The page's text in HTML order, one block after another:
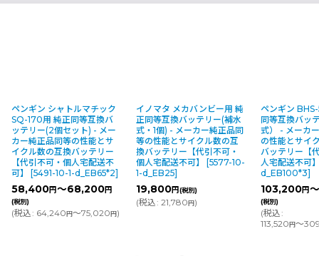
ペンギン シャトルマチック
SQ-170用 純正同等互換バ
ッテリー(2個セット) - メー
カー純正品同等の性能とサ
イクル数の互換バッテリー
【代引不可・個人宅配送不
可】
[5491-10-1-d_EB65*2]
58,400円～68,200円
(税別)
(税込: 64,240円～75,020円)
イノマタ メカバンビー用 純
正同等互換バッテリー(補水
式・1個) - メーカー純正品同
等の性能とサイクル数の互
換バッテリー【代引不可・
個人宅配送不可】
[5577-10-
1-d_EB25]
19,800円(税別)
(税込: 21,780円)
ペンギン
同等互換バッ
式） - メーカ
の性能とサイ
バッテリー【
人宅配送不可
d_EB100*3]
103,200円
(税別)
(税込:
113,520円～